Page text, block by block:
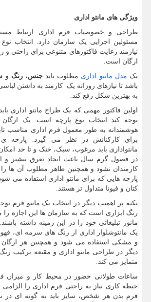
ویژگی های مانتو اداری
طراحی و خصوصیات فرم اداری ارتباط
مسئولین اجرایی یک سازمان دارد. انتخاب نوع
نیازمند رعایت فاکتورهای متنوعی برای راحتی و
ارگان است.
یک مدل مانتو اداری مطلوب بایدجنس،رنگ و
باشد تا نیازهای روزانه یک کارمند به داشتن
به بهترین شکل رفع کند.
اولین فاکتور مهمی که یک طراح مانتو اداری
توجه کند انتخاب نوع پارچه است. یک ارگان
هوشمندانه به طور معمول فرم اداری مناسب
برای کارکنانش در نظر می گیرد. پارچه
مانتواداری باید مرغوب، سبک، خنک و تا حد
در فصول گرم سال باعث ایجاد تعرق بیشتر و
کارمندان نشود و همچنین ظاهر مطلوب آن ها
پارچه هایی که برای مانتو اداری استفاده می
کتان و فیونا متداول تر هستند.
نکته پر اهمیت دیگر در انتخاب یک مانتو فرم
رنگ ابزاری است که به سازمان ها این اجازه را
مانور تبلیغاتی خود را در این زمینه داشته
یک مانتوشلوار اداری از رنگ های سرمه ای،
و مشکی استفاده می شود و همچنین هر ارگان
دیگر در طراحی مانتو اداری و مقنعه ترکیب
متمایز می کند.
ساعات طولانی حضور در محیط کار و میزان
حیطه کاری نیاز به راحتی فرم اداری را
فرم بدن هر شخص، سایز باید به گونه ای در